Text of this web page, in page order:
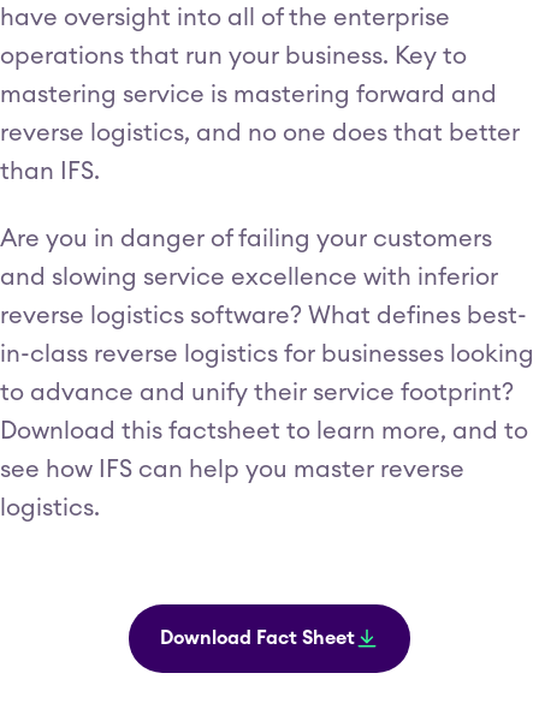
have oversight into all of the enterprise
operations that run your business. Key to
mastering service is mastering forward and
reverse logistics, and no one does that better
than IFS.
Are you in danger of failing your customers
and slowing service excellence with inferior
reverse logistics software? What defines best-
in-class reverse logistics for businesses looking
to advance and unify their service footprint?
Download this factsheet to learn more, and to
see how IFS can help you master reverse
logistics.
Download Fact Sheet